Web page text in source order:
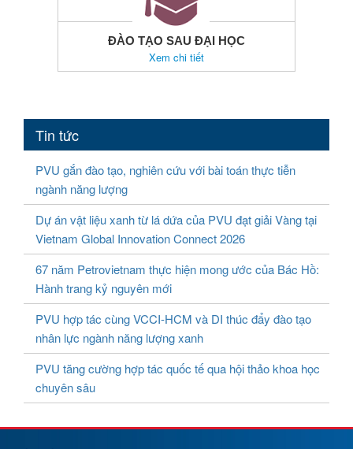
ĐÀO TẠO SAU ĐẠI HỌC
Xem chi tiết
Tin tức
PVU gắn đào tạo, nghiên cứu với bài toán thực tiễn
ngành năng lượng
Dự án vật liệu xanh từ lá dứa của PVU đạt giải Vàng tại
Vietnam Global Innovation Connect 2026
67 năm Petrovietnam thực hiện mong ước của Bác Hồ:
Hành trang kỷ nguyên mới
PVU hợp tác cùng VCCI-HCM và DI thúc đẩy đào tạo
nhân lực ngành năng lượng xanh
PVU tăng cường hợp tác quốc tế qua hội thảo khoa học
chuyên sâu